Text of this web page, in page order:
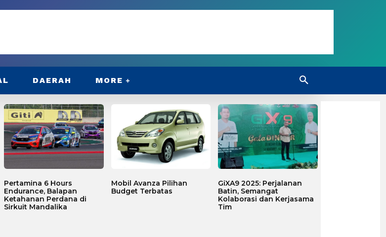
DAERAH MORE
Pertamina 6 Hours
Endurance, Balapan
Ketahanan Perdana di
Sirkuit Mandalika
Mobil Avanza Pilihan
Budget Terbatas
GiXA9 2025: Perjalanan
Batin, Semangat
Kolaborasi dan Kerjasama
Tim